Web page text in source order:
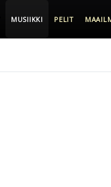
MUSIIKKI PELIT